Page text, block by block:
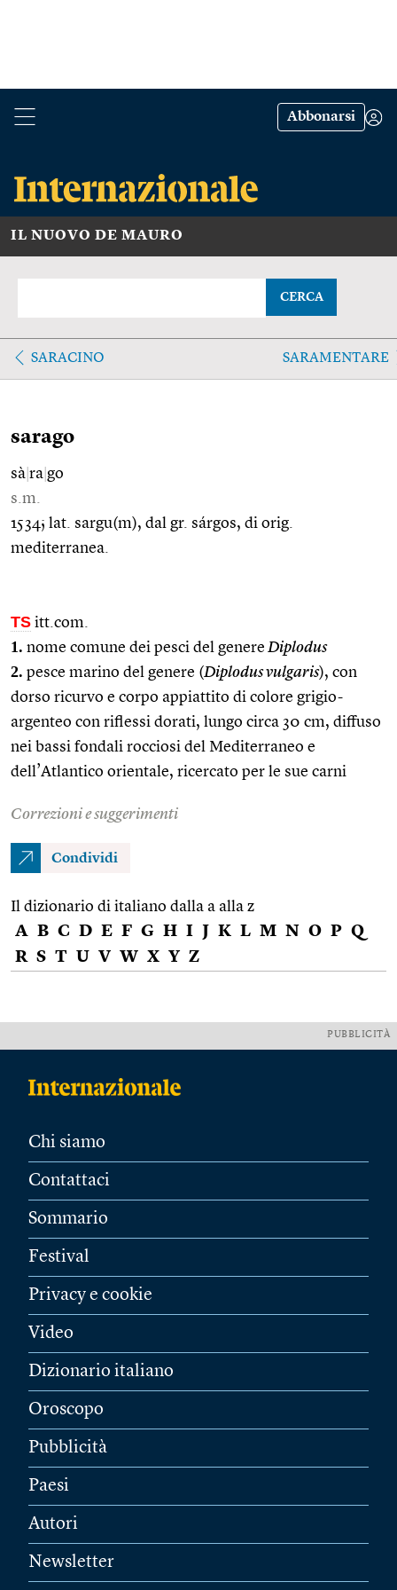
Abbonarsi
IL NUOVO DE MAURO
CERCA
SARACINO SARAMENTARE
sarago
sà ra go
s.m.
1534; lat. sargu(m), dal gr. sárgos, di orig.
mediterranea.
TS itt.com.
1. nome comune dei pesci del genere Diplodus
2. pesce marino del genere (Diplodus vulgaris), con
dorso ricurvo e corpo appiattito di colore grigio-
argenteo con riflessi dorati, lungo circa 30 cm, diffuso
nei bassi fondali rocciosi del Mediterraneo e
dell’Atlantico orientale, ricercato per le sue carni
Correzioni e suggerimenti
Condividi
Il dizionario di italiano dalla a alla z
A B C D E F G H I J K L M N O P Q
R S T U V W X Y Z
PUBBLICITÀ
Chi siamo
Contattaci
Sommario
Festival
Privacy e cookie
Video
Dizionario italiano
Oroscopo
Pubblicità
Paesi
Autori
Newsletter